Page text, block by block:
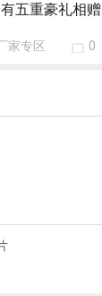
五重豪礼相赠
家专区 0